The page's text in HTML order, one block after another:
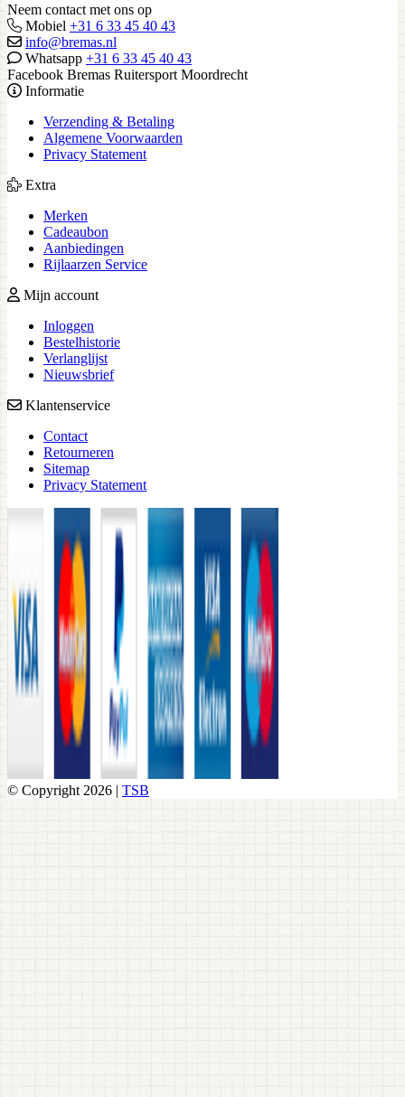
Neem contact met ons op
Mobiel +31 6 33 45 40 43
info@bremas.nl
Whatsapp +31 6 33 45 40 43
Facebook Bremas Ruitersport Moordrecht
Informatie
Verzending & Betaling
Algemene Voorwaarden
Privacy Statement
Extra
Merken
Cadeaubon
Aanbiedingen
Rijlaarzen Service
Mijn account
Inloggen
Bestelhistorie
Verlanglijst
Nieuwsbrief
Klantenservice
Contact
Retourneren
Sitemap
Privacy Statement
© Copyright 2026 | TSB